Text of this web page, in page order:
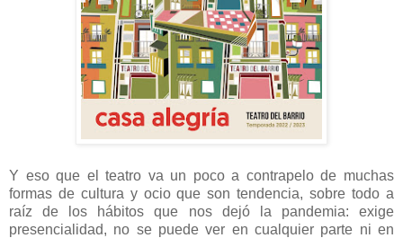
Y eso que el teatro va un poco a contrapelo de muchas
formas de cultura y ocio que son tendencia, sobre todo a
raíz de los hábitos que nos dejó la pandemia: exige
presencialidad, no se puede ver en cualquier parte ni en